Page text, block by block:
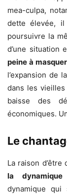
mea-culpa,
dette élevée, il
poursuivre la
d’une situation
peine à
l’expansion de
dans les
baisse des
économiques.
Le
La raison
la dynamique
dynamique qui